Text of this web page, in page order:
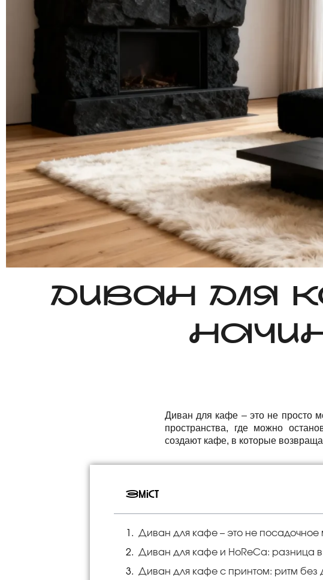
ДИВАН ДЛЯ
Диван для кафе – это не просто
пространства, где можно
создают кафе, в которые
Зміст
Диван для кафе – это не посадочное
Диван для кафе и HoReCa: разница
Диван для кафе с принтом: ритм без